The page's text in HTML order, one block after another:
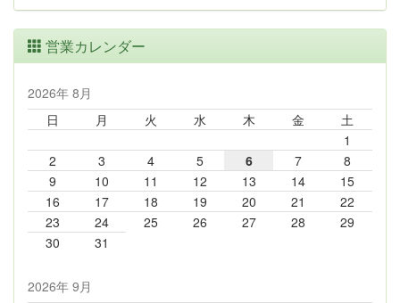
営業カレンダー
2026年 8月
日
月 火 水 木 金
土
1
2
3 4 5 6 7
8
9
10 11 12 13 14
15
16
17 18 19 20 21
22
23
24 25 26 27 28
29
30
31
2026年 9月